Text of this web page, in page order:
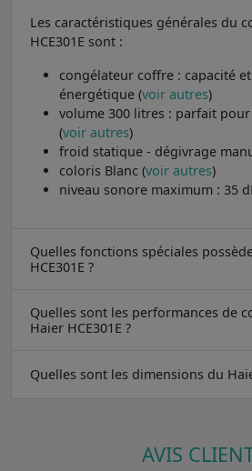
Les caractéristiques générales du
HCE301E sont :
congélateur coffre : capacité
énergétique (voir autres)
volume 300 litres : parfait
(voir autres)
froid statique - dégivrage
coloris Blanc (voir autres)
niveau sonore maximum : 35
Quelles fonctions spéciales
HCE301E ?
Quelles sont les performances de
Haier HCE301E ?
Quelles sont les dimensions du
AVIS